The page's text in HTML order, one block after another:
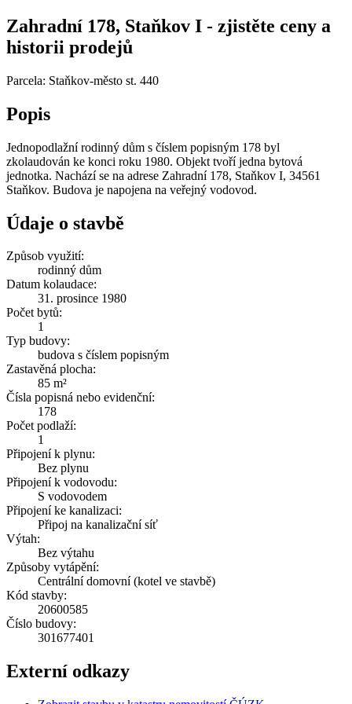
Zahradní 178, Staňkov I - zjistěte ceny a
historii prodejů
Parcela: Staňkov-město st. 440
Popis
Jednopodlažní rodinný dům s číslem popisným 178 byl
zkolaudován ke konci roku 1980. Objekt tvoří jedna bytová
jednotka. Nachází se na adrese Zahradní 178, Staňkov I, 34561
Staňkov. Budova je napojena na veřejný vodovod.
Údaje o stavbě
Způsob využití:
rodinný dům
Datum kolaudace:
31. prosince 1980
Počet bytů:
1
Typ budovy:
budova s číslem popisným
Zastavěná plocha:
85 m²
Čísla popisná nebo evidenční:
178
Počet podlaží:
1
Připojení k plynu:
Bez plynu
Připojení k vodovodu:
S vodovodem
Připojení ke kanalizaci:
Připoj na kanalizační síť
Výtah:
Bez výtahu
Způsoby vytápění:
Centrální domovní (kotel ve stavbě)
Kód stavby:
20600585
Číslo budovy:
301677401
Externí odkazy